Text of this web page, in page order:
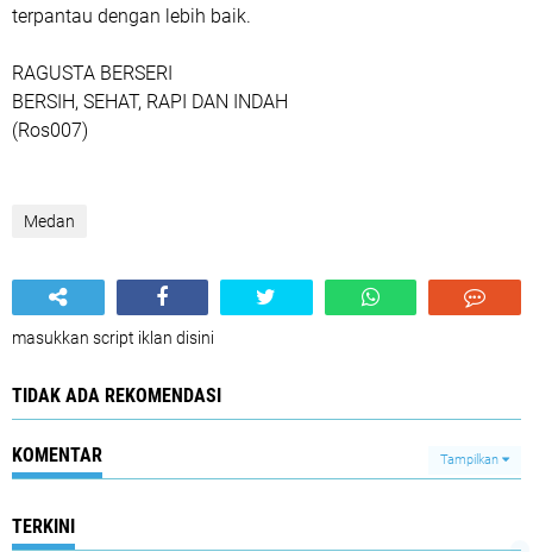
terpantau dengan lebih baik.
RAGUSTA BERSERI
BERSIH, SEHAT, RAPI DAN INDAH
(Ros007)
Medan
masukkan script iklan disini
TIDAK ADA REKOMENDASI
KOMENTAR Tampilkan
TERKINI